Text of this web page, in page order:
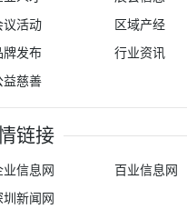
议活动
区域产经
牌发布
行业资讯
益慈善
链接
业信息网
百业信息网
圳新闻网